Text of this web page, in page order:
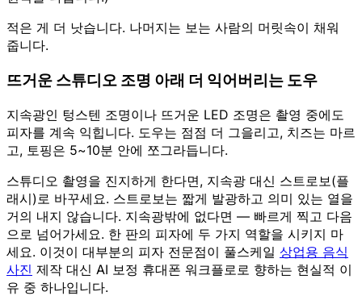
적은 게 더 낫습니다. 나머지는 보는 사람의 머릿속이 채워
줍니다.
뜨거운 스튜디오 조명 아래 더 익어버리는 도우
지속광인 텅스텐 조명이나 뜨거운 LED 조명은 촬영 중에도
피자를 계속 익힙니다. 도우는 점점 더 그을리고, 치즈는 마르
고, 토핑은 5~10분 안에 쪼그라듭니다.
스튜디오 촬영을 진지하게 한다면, 지속광 대신 스트로보(플
래시)로 바꾸세요. 스트로보는 짧게 발광하고 의미 있는 열을
거의 내지 않습니다. 지속광밖에 없다면 — 빠르게 찍고 다음
으로 넘어가세요. 한 판의 피자에 두 가지 역할을 시키지 마
세요. 이것이 대부분의 피자 전문점이 풀스케일 상업용 음식
사진 제작 대신 AI 보정 휴대폰 워크플로로 향하는 현실적 이
유 중 하나입니다.